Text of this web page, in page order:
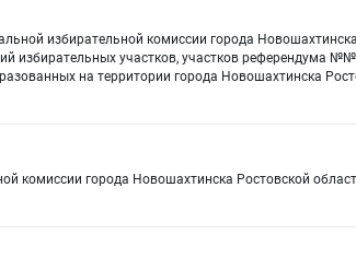
избирательной комиссии города
избирательных участков, участков референдума
на территории города Новошахтинска
комиссии города Новошахтинска Ростовской